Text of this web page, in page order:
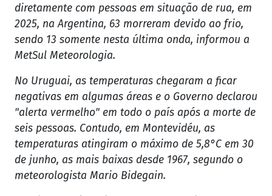
diretamente com pessoas em situação de rua, em
2025, na Argentina, 63 morreram devido ao frio,
sendo 13 somente nesta última onda, informou a
MetSul Meteorologia.
No Uruguai, as temperaturas chegaram a ficar
negativas em algumas áreas e o Governo declarou
"alerta vermelho" em todo o país após a morte de
seis pessoas. Contudo, em Montevidéu, as
temperaturas atingiram o máximo de 5,8°C em 30
de junho, as mais baixas desde 1967, segundo o
meteorologista Mario Bidegain.